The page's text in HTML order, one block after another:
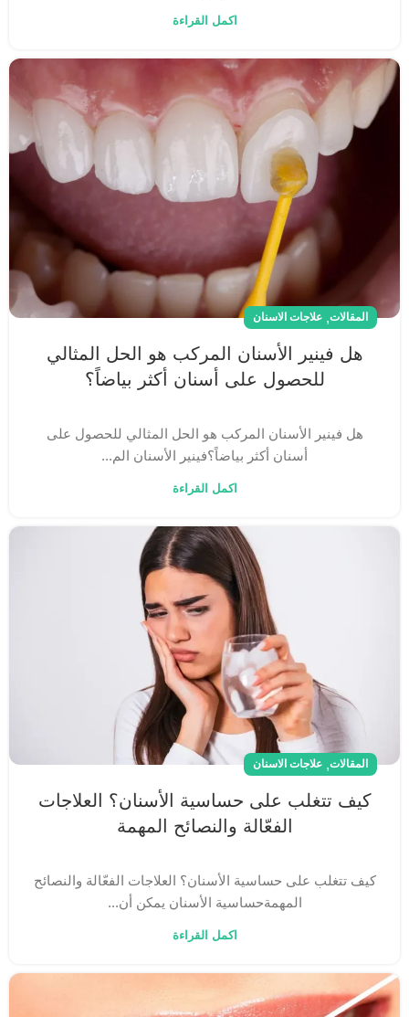
اكمل القراءة
المقالات, علاجات الاسنان
هل فينير الأسنان المركب هو الحل المثالي
للحصول على أسنان أكثر بياضاً؟
هل فينير الأسنان المركب هو الحل المثالي للحصول على
أسنان أكثر بياضاً؟فينير الأسنان الم...
اكمل القراءة
المقالات, علاجات الاسنان
كيف تتغلب على حساسية الأسنان؟ العلاجات
الفعّالة والنصائح المهمة
كيف تتغلب على حساسية الأسنان؟ العلاجات الفعّالة والنصائح
المهمةحساسية الأسنان يمكن أن...
اكمل القراءة